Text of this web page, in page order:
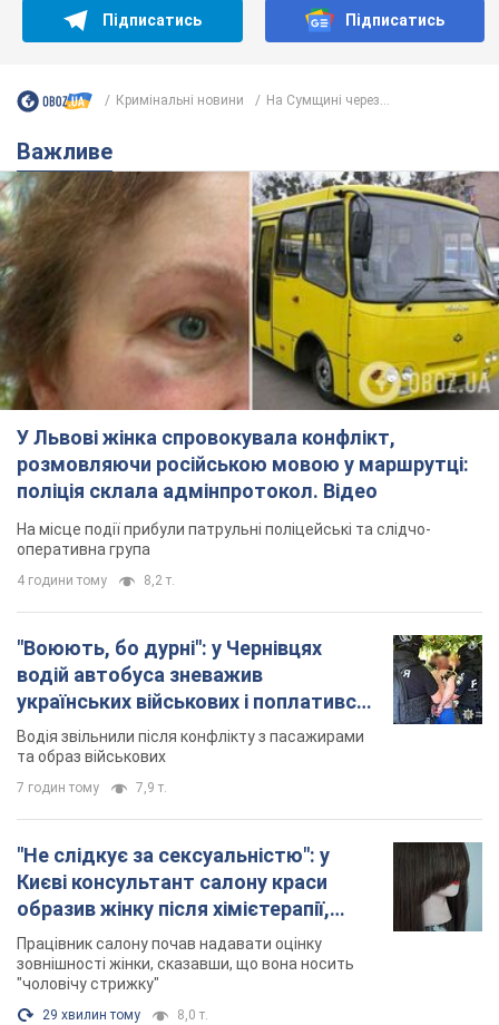
Підписатись Підписатись
Кримінальні новини На Сумщині через...
Важливе
У Львові жінка спровокувала конфлікт,
розмовляючи російською мовою у маршрутці:
поліція склала адмінпротокол. Відео
На місце події прибули патрульні поліцейські та слідчо-
оперативна група
4 години тому 8,2 т.
"Воюють, бо дурні": у Чернівцях
водій автобуса зневажив
українських військових і поплатився.
Відео
Водія звільнили після конфлікту з пасажирами
та образ військових
7 годин тому 7,9 т.
"Не слідкує за сексуальністю": у
Києві консультант салону краси
образив жінку після хімієтерапії,
розгорівся скандал. Фото
Працівник салону почав надавати оцінку
зовнішності жінки, сказавши, що вона носить
"чоловічу стрижку"
29 хвилин тому 8,0 т.